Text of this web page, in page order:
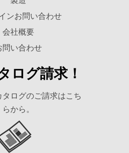
ンお問い合わせ
会社概要
問い合わせ
ログ請求！
ログのご請求はこち
らから。